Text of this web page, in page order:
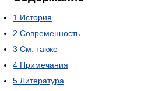
1 История
2 Современность
3 См. также
4 Примечания
5 Литература